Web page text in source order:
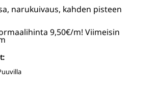
narukuivaus, kahden pisteen
9,50€/m! Viimeisin